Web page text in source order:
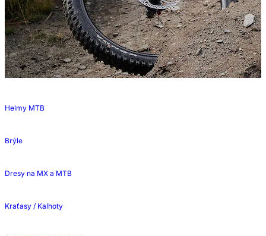
Helmy MTB
Brýle
Dresy na MX a MTB
Kraťasy / Kalhoty